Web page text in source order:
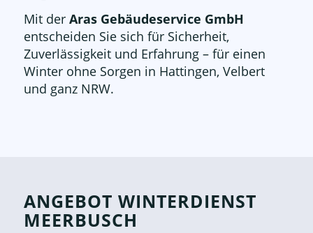
Mit der Aras Gebäudeservice GmbH
entscheiden Sie sich für Sicherheit,
Zuverlässigkeit und Erfahrung – für einen
Winter ohne Sorgen in Hattingen, Velbert
und ganz NRW.
ANGEBOT WINTERDIENST
MEERBUSCH